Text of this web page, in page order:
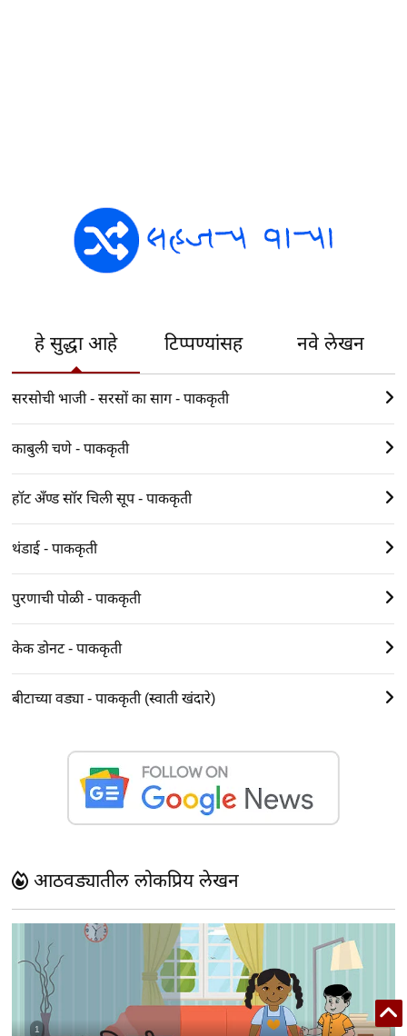
हे सुद्धा आहे टिप्पण्यांसह नवे लेखन
सरसोची भाजी - सरसों का साग - पाककृती
काबुली चणे - पाककृती
हॉट अँण्ड सॉर चिली सूप - पाककृती
थंडाई - पाककृती
पुरणाची पोळी - पाककृती
केक डोनट - पाककृती
बीटाच्या वड्या - पाककृती (स्वाती खंदारे)
आठवड्यातील लोकप्रिय लेखन
1